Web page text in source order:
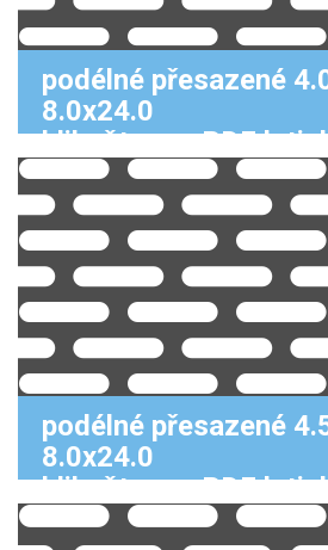
podélné přesazené
8.0x24.0
klikněte pro PDF k
podélné přesazené
8.0x24.0
klikněte pro PDF k